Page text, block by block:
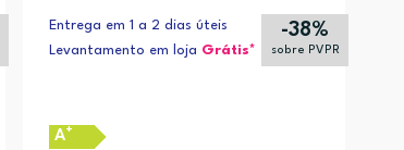
Entrega em 1 a 2 dias úteis
Levantamento em loja Grátis*
-38%
sobre PVPR
A+